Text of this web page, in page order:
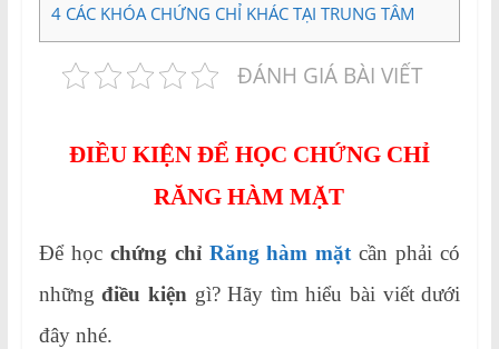
4CÁC KHÓA CHỨNG CHỈ KHÁC TẠI TRUNG TÂM
ĐÁNH GIÁ BÀI VIẾT
ĐIỀU KIỆN ĐỂ HỌC CHỨNG CHỈ
RĂNG HÀM MẶT
Để học chứng chỉ Răng hàm mặtcần phải có
nhữngđiều kiệngì? Hãy tìm hiểu bài viết dưới
đây nhé.